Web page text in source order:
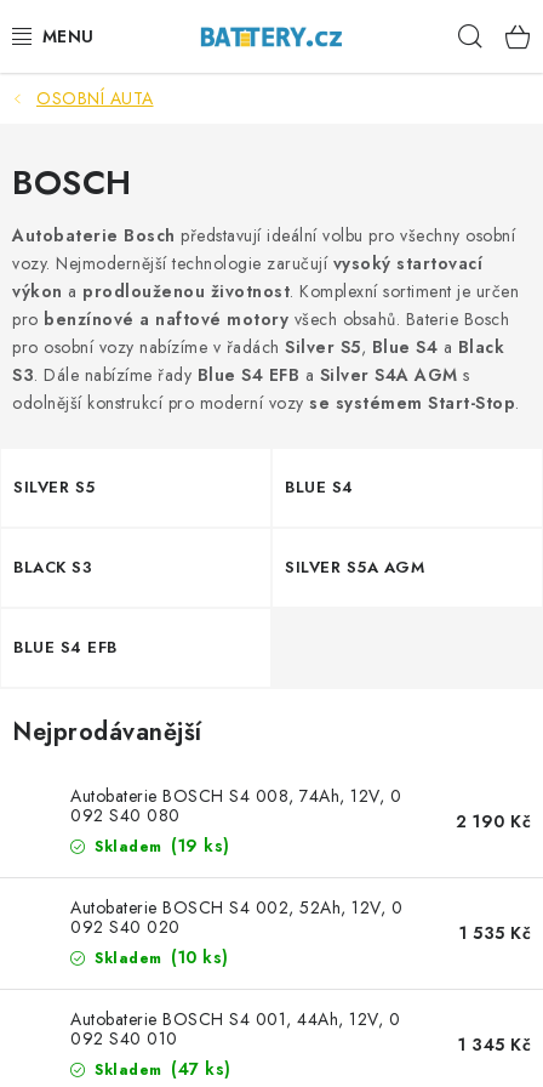
na
VÝHODNÉ SETY
SLUŽBY
AUTOBATERIE
MOTOBATERIE
TRAKČNÍ BATERIE
STANIČNÍ BATERIE
BATERIOVÉ BOXY
MĚNIČE NAPĚTÍ
FOTOVOLTAIKA
STARTOVACÍ ZDROJE
TESTERY BATERIÍ
BATERIE PRO VYSAVAČE
BATERIE PRO NOUZOVÁ OSVĚTLENÍ
OSOBNÍ AUTA
BOSCH
Autobaterie Bosch představují ideální volbu pro všechny osobní
vozy. Nejmodernější technologie zaručují vysoký startovací
výkon a prodlouženou životnost. Komplexní sortiment je určen
pro benzínové a naftové motory všech obsahů. Baterie Bosch
pro osobní vozy nabízíme v řadách Silver S5, Blue S4 a Black
S3. Dále nabízíme řady Blue S4 EFB a Silver S4A AGM s
odolnější konstrukcí pro moderní vozy se systémem Start-Stop.
SILVER S5 BLUE S4
BLACK S3 SILVER S5A AGM
BLUE S4 EFB
Nejprodávanější
Autobaterie BOSCH S4 008, 74Ah, 12V, 0
092 S40 080
Skladem (19 ks)
2 190 Kč
Autobaterie BOSCH S4 002, 52Ah, 12V, 0
092 S40 020
Skladem (10 ks)
1 535 Kč
Autobaterie BOSCH S4 001, 44Ah, 12V, 0
092 S40 010
Skladem (47 ks)
1 345 Kč